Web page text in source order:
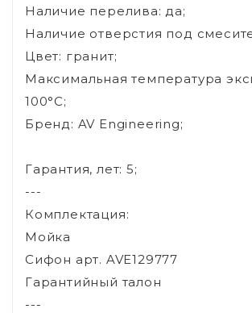
Наличие перелива: да;
Наличие отверстия под
Цвет: гранит;
Максимальная температура
100°C;
Бренд: AV Engineering;
Гарантия, лет: 5;
---
Комплектация:
Мойка
Сифон арт. AVE129777
Гарантийный талон
---